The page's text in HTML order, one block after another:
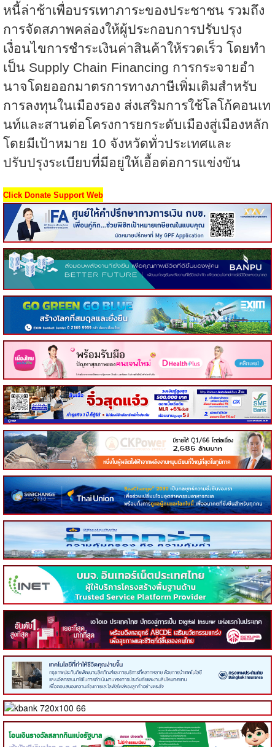
หนี้ล่าช้าเพื่อบรรเทาภาระของประชาชน รวมถึง
การจัดสภาพคล่องให้ผู้ประกอบการปรับปรุง
เงื่อนไขการชำระเงินค่าสินค้าให้รวดเร็ว โดยทำ
เป็น Supply Chain Financing การกระจายอำ
นาจโดยออกมาตรการทางภาษีเพิ่มเติมสำหรับ
การลงทุนในเมืองรอง ส่งเสริมการใช้โลโก้คอนเท
นท์และสานต่อโครงการยกระดับเมืองสู่เมืองหลัก
โดยมีเป้าหมาย 10 จังหวัดทั่วประเทศและ
ปรับปรุงระเบียบที่มีอยู่ให้เอื้อต่อการแข่งขัน
Click Donate Support Web